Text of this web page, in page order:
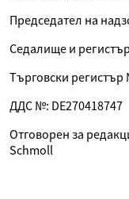
Председател на
Седалище и
Търговски регистър
ДДС №: DE270418747
Отговорен за
Schmoll